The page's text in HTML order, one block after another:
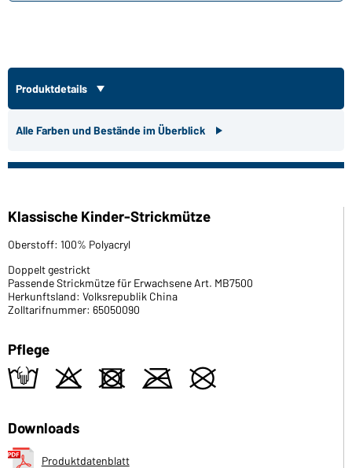
Produktdetails
Alle Farben und Bestände im Überblick
Klassische Kinder-Strickmütze
Oberstoff: 100% Polyacryl
Doppelt gestrickt
Passende Strickmütze für Erwachsene Art. MB7500
Herkunftsland: Volksrepublik China
Zolltarifnummer: 65050090
Pflege
t o d m U
Downloads
Produktdatenblatt